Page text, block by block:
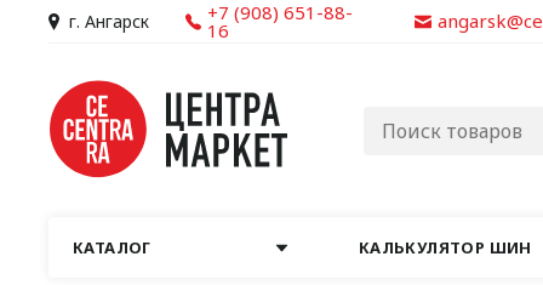
г. Ангарск +7 (908) 651-88-
16
КАТАЛОГ КАЛЬКУЛЯТОР ШИН